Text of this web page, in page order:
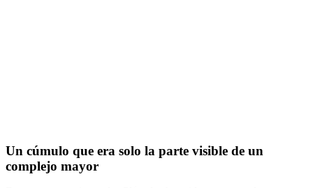
Un cúmulo que era solo la parte visible de un
complejo mayor